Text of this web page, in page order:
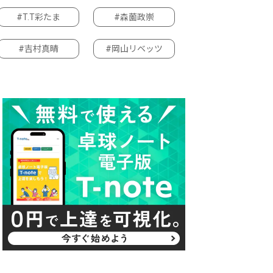
#T.T彩たま #森薗政崇
#吉村真晴 #岡山リベッツ